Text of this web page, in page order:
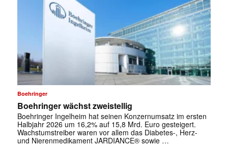
Boehringer
Boehringer wächst zweistellig
Boehringer Ingelheim hat seinen Konzernumsatz im ersten
Halbjahr 2026 um 16,2% auf 15,8 Mrd. Euro gesteigert.
Wachstumstreiber waren vor allem das Diabetes-, Herz-
und Nierenmedikament JARDIANCE® sowie …